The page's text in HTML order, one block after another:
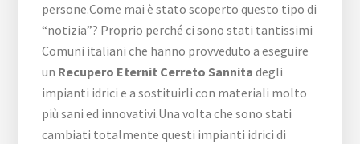
persone.Come mai è stato scoperto questo tipo di
“notizia”? Proprio perché ci sono stati tantissimi
Comuni italiani che hanno provveduto a eseguire
un Recupero Eternit Cerreto Sannita degli
impianti idrici e a sostituirli con materiali molto
più sani ed innovativi.Una volta che sono stati
cambiati totalmente questi impianti idrici di